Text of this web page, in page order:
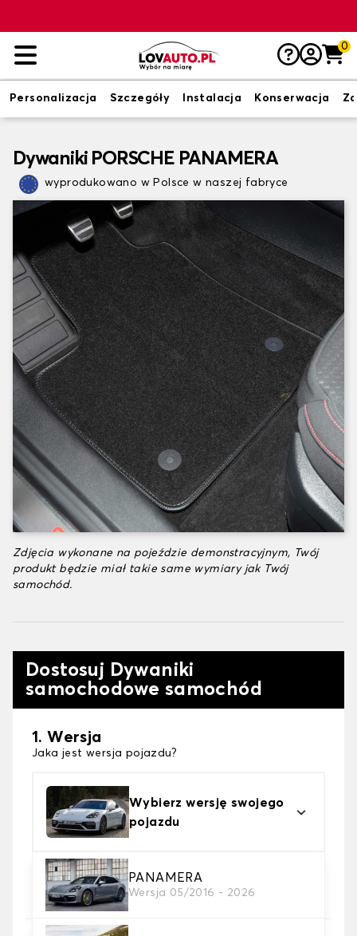
0
Personalizacja Szczegóły Instalacja Konserwacja
Dywaniki PORSCHE PANAMERA
wyprodukowano w Polsce w naszej fabryce
Zdjęcia wykonane na pojeździe demonstracyjnym, Twój
produkt będzie miał takie same wymiary jak Twój
samochód.
Dostosuj Dywaniki
samochodowe samochód
1. Wersja
Jaka jest wersja pojazdu?
Wybierz wersję swojego
pojazdu
PANAMERA
Wersja 05/2016 - 2026
2. Materiał
wybierz materiał dywanika samochodowego